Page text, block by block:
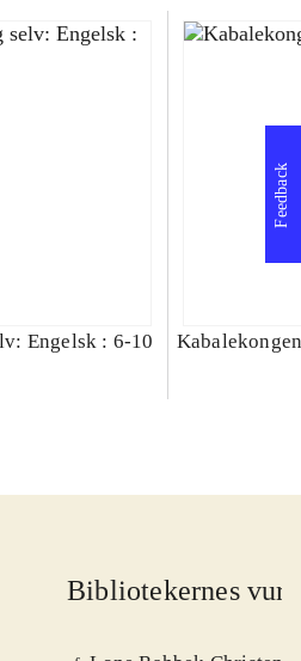
Engelsk : 6-10
Bibliotekernes
Feedback